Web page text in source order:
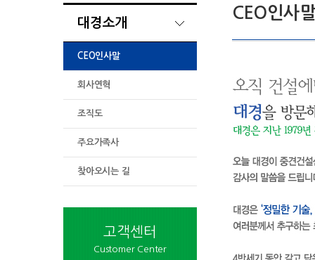
대경소개
CEO인사말
회사연혁
조직도
주요가족사
찾아오시는 길
고객센터
Customer Center
CEO인사